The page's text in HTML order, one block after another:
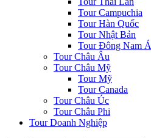
Tour Campuchia
Tour Hàn Quốc
Tour Nhật Bản
Tour Đông Nam Á
Tour Châu Âu
Tour Châu Mỹ
Tour Mỹ
Tour Canada
Tour Châu Úc
Tour Châu Phi
Tour Doanh Nghiệp